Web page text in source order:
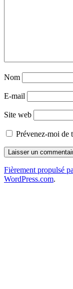
Nom
E-mail
Site web
Prévenez-moi de
Fièrement propulsé
WordPress.com.